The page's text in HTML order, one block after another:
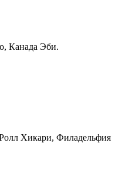
Канада Эби.
Хикари, Филадельфия